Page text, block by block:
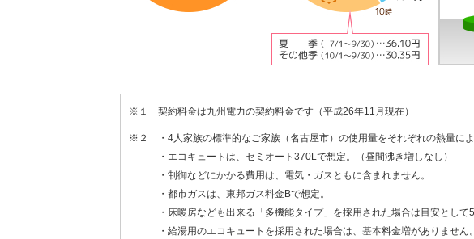
※１ 契約料金は九州電力の契約料金です（平成26年11月現在）
※２ ・4人家族の標準的なご家族（名古屋市）の使用量をそれぞれの熱量に
・エコキュートは、セミオート370Lで想定。（昼間沸き増しなし）
・制御などにかかる費用は、電気・ガスともに含まれません。
・都市ガスは、東邦ガス料金Bで想定。
・床暖房なども出来る「多機能タイプ」を採用された場合は目安として
・給湯用のエコキュートを採用された場合は、基本料金増がありません。